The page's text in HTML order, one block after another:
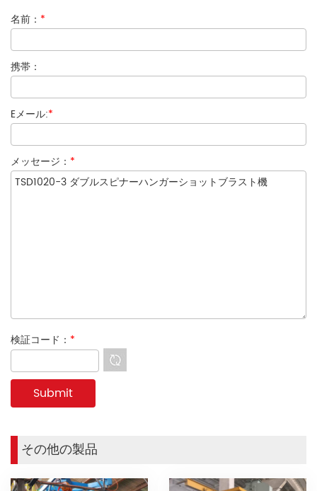
名前： *
携帯：
Eメール:*
メッセージ： *
検証コード： *
その他の製品